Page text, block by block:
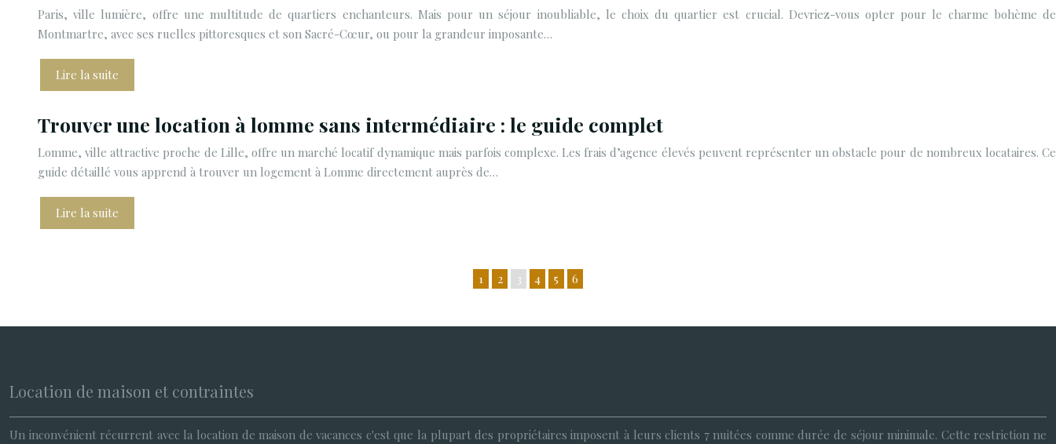
Paris, ville lumière, offre une multitude de quartiers enchanteurs. Mais pour un séjour inoubliable, le choix du quartier est crucial. Devriez-vous opter pour le charme bohème de
Montmartre, avec ses ruelles pittoresques et son Sacré-Cœur, ou pour la grandeur imposante…
Lire la suite
Trouver une location à lomme sans intermédiaire : le guide complet
Lomme, ville attractive proche de Lille, offre un marché locatif dynamique mais parfois complexe. Les frais d’agence élevés peuvent représenter un obstacle pour de nombreux locataires. Ce
guide détaillé vous apprend à trouver un logement à Lomme directement auprès de…
Lire la suite
1 2 3 4 5 6
Location de maison et contraintes
Un inconvénient récurrent avec la location de maison de vacances c'est que la plupart des propriétaires imposent à leurs clients 7 nuitées comme durée de séjour minimale. Cette restriction ne